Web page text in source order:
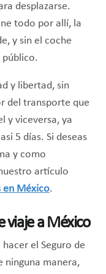
desplazarse.
todo por allí, la
y sin el coche
y libertad, sin
del transporte que
y viceversa, ya
5 días. Si deseas
y como
artículo
en México.
viaje a México
el Seguro de
ninguna manera,